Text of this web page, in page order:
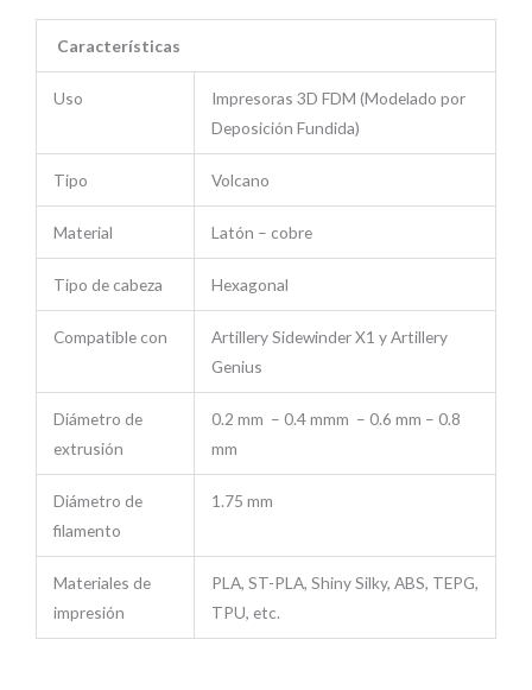
Características
Uso
Impresoras 3D FDM (Modelado por
Deposición Fundida)
Tipo Volcano
Material Latón – cobre
Tipo de cabeza Hexagonal
Compatible con
Artillery Sidewinder X1 y Artillery
Genius
Diámetro de
extrusión
0.2 mm – 0.4 mmm – 0.6 mm – 0.8
mm
Diámetro de
filamento
1.75 mm
Materiales de
impresión
PLA, ST-PLA, Shiny Silky, ABS, TEPG,
TPU, etc.